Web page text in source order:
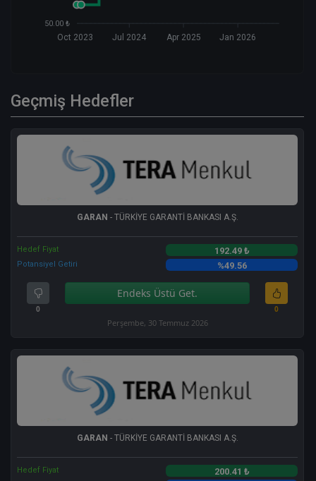
50.00 ₺
Oct 2023 Jul 2024 Apr 2025 Jan 2026
Geçmiş Hedefler
GARAN - TÜRKİYE GARANTİ BANKASI A.Ş.
Hedef Fiyat 192.49 ₺
Potansiyel Getiri %49.56
0
Endeks Üstü Get.
0
Perşembe, 30 Temmuz 2026
GARAN - TÜRKİYE GARANTİ BANKASI A.Ş.
Hedef Fiyat 200.41 ₺